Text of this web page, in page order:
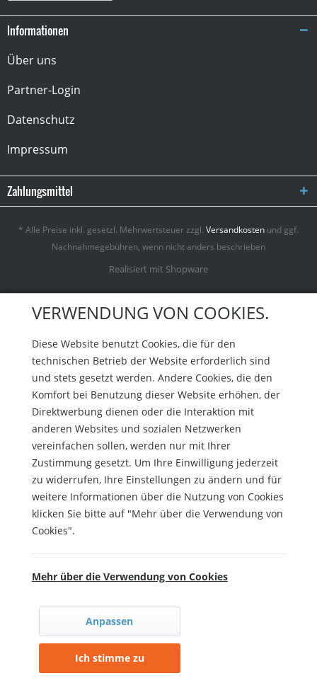
Informationen
Über uns
Partner-Login
Datenschutz
Impressum
Zahlungsmittel
* Alle Preise inkl. gesetzl. Mehrwertsteuer zzgl. Versandkosten und ggf.
Nachnahmegebühren, wenn nicht anders beschrieben
Realisiert mit Shopware
VERWENDUNG VON COOKIES.
Diese Website benutzt Cookies, die für den
technischen Betrieb der Website erforderlich sind
und stets gesetzt werden. Andere Cookies, die den
Komfort bei Benutzung dieser Website erhöhen, der
Direktwerbung dienen oder die Interaktion mit
anderen Websites und sozialen Netzwerken
vereinfachen sollen, werden nur mit Ihrer
Zustimmung gesetzt. Um Ihre Einwilligung jederzeit
zu widerrufen, Ihre Einstellungen zu ändern und für
weitere Informationen über die Nutzung von Cookies
klicken Sie bitte auf "Mehr über die Verwendung von
Cookies".
Mehr über die Verwendung von Cookies
Anpassen
Ich stimme zu